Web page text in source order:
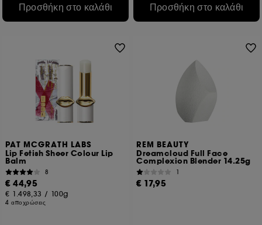
Προσθήκη στο καλάθι Προσθήκη στο καλάθι
PAT MCGRATH LABS
Lip Fetish Sheer Colour Lip
Balm
8
€ 44,95
€ 1.498,33 / 100g
4 αποχρώσεις
REM BEAUTY
Dreamcloud Full Face
Complexion Blender 14.25g
1
€ 17,95